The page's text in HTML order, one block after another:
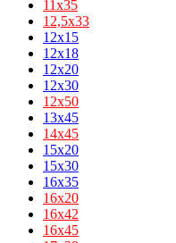
11х35
12,5х33
12x15
12x18
12x20
12x30
12х50
13x45
14х45
15x20
15x30
16x35
16х20
16х42
16х45